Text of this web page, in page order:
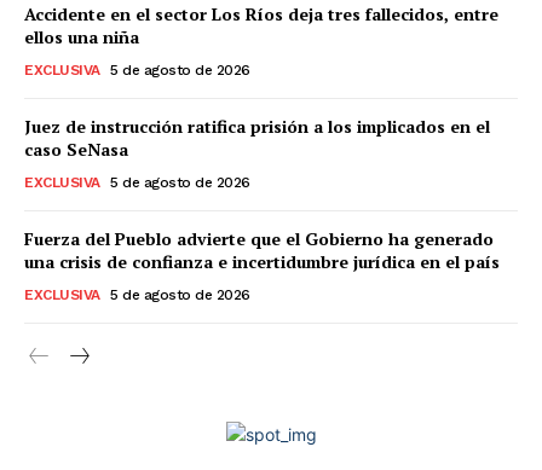
Accidente en el sector Los Ríos deja tres fallecidos, entre
ellos una niña
EXCLUSIVA 5 de agosto de 2026
Juez de instrucción ratifica prisión a los implicados en el
caso SeNasa
EXCLUSIVA 5 de agosto de 2026
Fuerza del Pueblo advierte que el Gobierno ha generado
una crisis de confianza e incertidumbre jurídica en el país
EXCLUSIVA 5 de agosto de 2026